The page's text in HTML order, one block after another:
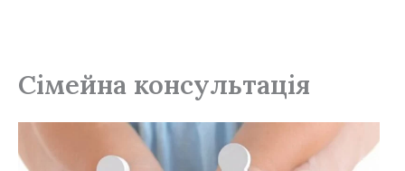
Сімейна консультація